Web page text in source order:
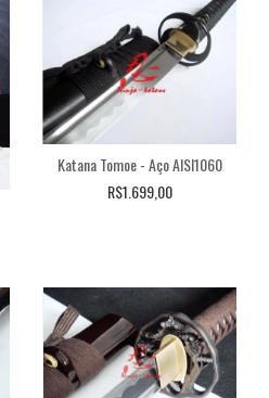
Katana Tomoe - Aço AISI1060
R$1.699,00